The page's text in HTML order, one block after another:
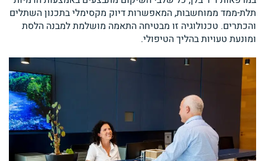
תלת-ממד ממוחשבות, המאפשרות דיוק מקסימלי בתכנון השתלים
והכתרים. טכנולוגיה זו מבטיחה התאמה מושלמת למבנה הלסת
ומונעת טעויות בהליך הטיפולי.